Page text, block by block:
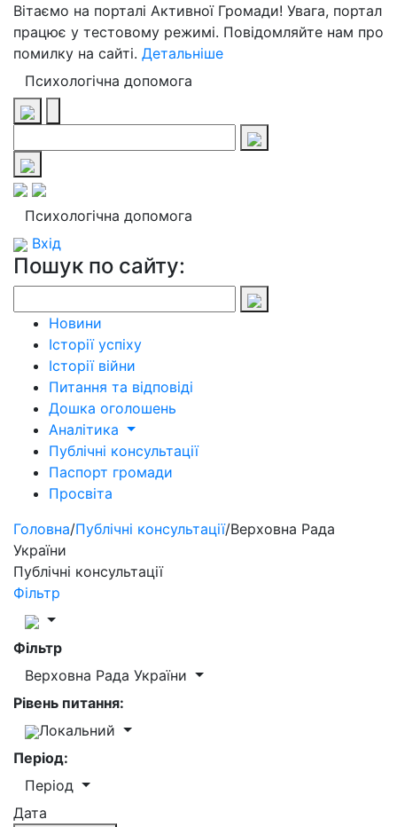
Вітаємо на порталі Активної Громади! Увага, портал
працює у тестовому режимі. Повідомляйте нам про
помилку на сайті. Детальніше
Психологічна допомога
Психологічна допомога
Вхід
Пошук по сайту:
Новини
Історії успіху
Історії війни
Питання та відповіді
Дошка оголошень
Аналітика
Публічні консультації
Паспорт громади
Просвіта
Головна/Публічні консультації/Верховна Рада
України
Публічні консультації
Фільтр
Фільтр
Верховна Рада України
Рівень питання:
Локальний
Період:
Період
Дата